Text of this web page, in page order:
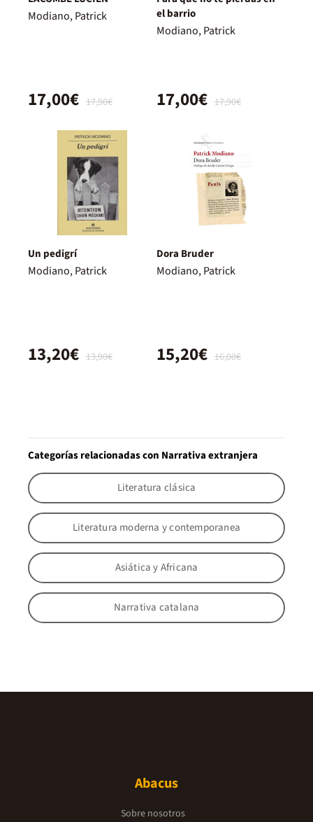
Modiano, Patrick
17,90€
17,00€
el barrio
Modiano, Patrick
17,90€
17,00€
Un pedigrí
Modiano, Patrick
13,90€
13,20€
Dora Bruder
Modiano, Patrick
16,00€
15,20€
Categorías relacionadas con Narrativa extranjera
Literatura clásica
Literatura moderna y contemporanea
Asiática y Africana
Narrativa catalana
Abacus
Sobre nosotros